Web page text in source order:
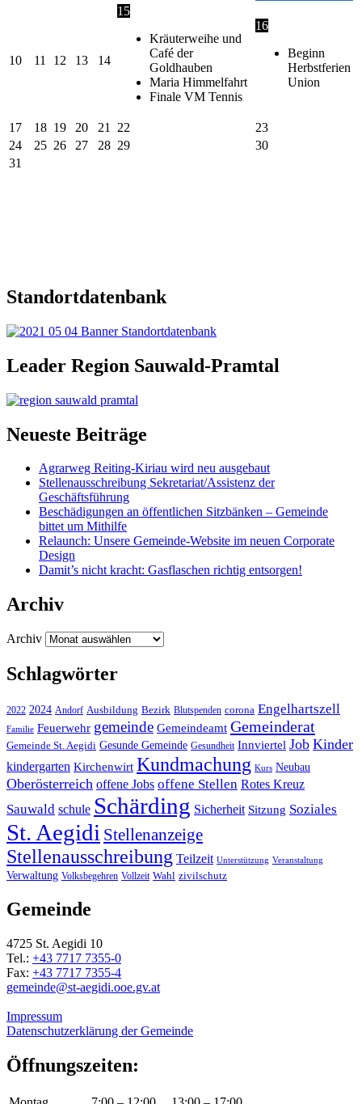
10 11 12 13 14
15
Kräuterweihe und
Café der
Goldhauben
Maria Himmelfahrt
Finale VM Tennis
16
Beginn
Herbstferien
Union
17 18 19 20 21 22
23
24
25 26 27 28 29
30
31
Standortdatenbank
Leader Region Sauwald-Pramtal
Neueste Beiträge
Agrarweg Reiting-Kiriau wird neu ausgebaut
Stellenausschreibung Sekretariat/Assistenz der
Geschäftsführung
Beschädigungen an öffentlichen Sitzbänken – Gemeinde
bittet um Mithilfe
Relaunch: Unsere Gemeinde-Website im neuen Corporate
Design
Damit’s nicht kracht: Gasflaschen richtig entsorgen!
Archiv
Archiv
Schlagwörter
2022 2024 Andorf Ausbildung Bezirk Blutspenden corona Engelhartszell
Familie Feuerwehr gemeinde Gemeindeamt Gemeinderat
Gemeinde St. Aegidi Gesunde Gemeinde Gesundheit Innviertel Job Kinder
kindergarten Kirchenwirt Kundmachung Kurs Neubau
Oberösterreich offene Jobs offene Stellen Rotes Kreuz
Sauwald schule Schärding Sicherheit Sitzung Soziales
St. Aegidi Stellenanzeige
Stellenausschreibung Teilzeit Unterstützung Veranstaltung
Verwaltung Volksbegehren Vollzeit Wahl zivilschutz
Gemeinde
4725 St. Aegidi 10
Tel.: +43 7717 7355-0
Fax: +43 7717 7355-4
gemeinde@st-aegidi.ooe.gv.at
Impressum
Datenschutzerklärung der Gemeinde
Öffnungszeiten: